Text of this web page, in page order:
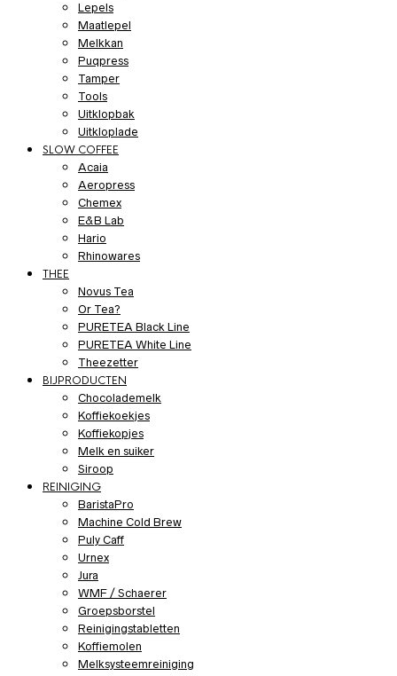
Lepels
Maatlepel
Melkkan
Puqpress
Tamper
Tools
Uitklopbak
Uitkloplade
SLOW COFFEE
Acaia
Aeropress
Chemex
E&B Lab
Hario
Rhinowares
THEE
Novus Tea
Or Tea?
PURETEA Black Line
PURETEA White Line
Theezetter
BIJPRODUCTEN
Chocolademelk
Koffiekoekjes
Koffiekopjes
Melk en suiker
Siroop
REINIGING
BaristaPro
Machine Cold Brew
Puly Caff
Urnex
Jura
WMF / Schaerer
Groepsborstel
Reinigingstabletten
Koffiemolen
Melksysteemreiniging